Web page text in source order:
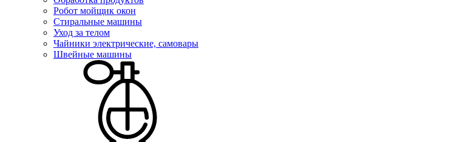
Робот мойщик окон
Стиральные машины
Уход за телом
Чайники электрические, самовары
Швейные машины